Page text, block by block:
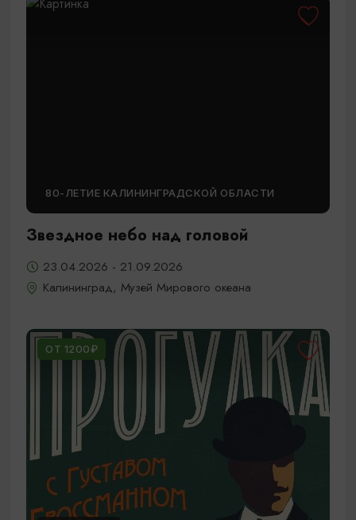
80-ЛЕТИЕ КАЛИНИНГРАДСКОЙ ОБЛАСТИ
Звездное небо над головой
23.04.2026 - 21.09.2026
Калининград, Музей Мирового океана
ОТ 1200₽